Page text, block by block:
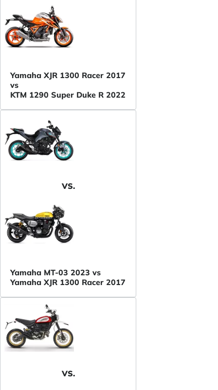
Yamaha XJR 1300 Racer 2017
vs
KTM 1290 Super Duke R 2022
VS.
Yamaha MT-03 2023 vs
Yamaha XJR 1300 Racer 2017
VS.